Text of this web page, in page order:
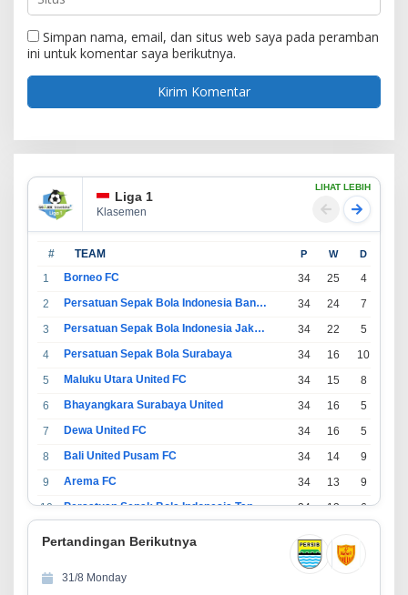
Simpan nama, email, dan situs web saya pada peramban
ini untuk komentar saya berikutnya.
Liga 1
Klasemen
LIHAT LEBIH
# TEAM P W D
1 Borneo FC 34 25 4
2
Persatuan Sepak Bola Indonesia Bandung 34 24 7
3
Persatuan Sepak Bola Indonesia Jakarta 34 22 5
4
Persatuan Sepak Bola Surabaya 34 16 10
5
Maluku Utara United FC 34 15 8
6
Bhayangkara Surabaya United 34 16 5
7
Dewa United FC 34 16 5
8
Bali United Pusam FC 34 14 9
9
Arema FC 34 13 9
10
Persatuan Sepak Bola Indonesia Tangerang 34 13 6
34 11
13
Pertandingan Berikutnya
31/8 Monday